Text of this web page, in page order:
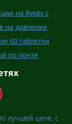
на букву с
на давление
60 таблетки
по почте
лучшей цене, с